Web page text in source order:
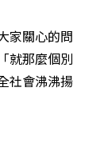
家關心的問
就那麼個別
社會沸沸揚